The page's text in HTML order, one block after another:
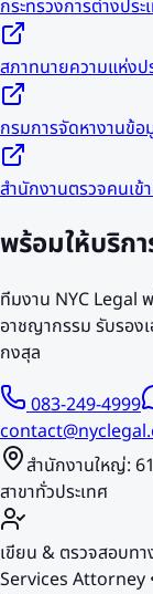
กระทรวงการต่างประ
สภาทนายความแห่งป
กรมการจัดหางานข้อ
สำนักงานตรวจคนเข้
พร้อมให้บริก
ทีมงาน NYC Legal
อาชญากรรม รับรอง
กงสุล
083-249-4999
สำนักงานใหญ่:
สาขาทั่วประเทศ
เขียน & ตรวจสอบท
Services Attorney